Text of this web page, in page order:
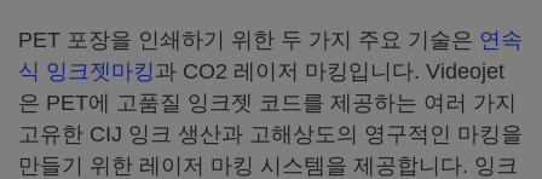
PET 포장을 인쇄하기 위한 두 가지 주요 기술은 연속
식 잉크젯마킹과 CO2 레이저 마킹입니다. Videojet
은 PET에 고품질 잉크젯 코드를 제공하는 여러 가지
고유한 CIJ 잉크 생산과 고해상도의 영구적인 마킹을
만들기 위한 레이저 마킹 시스템을 제공합니다. 잉크